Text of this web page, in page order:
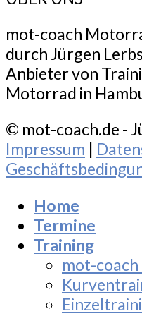
mot-coach
durch Jürgen
Anbieter von
Motorrad in
© mot-coach.de -
Impressum |
Home
Termine
Training
mot-